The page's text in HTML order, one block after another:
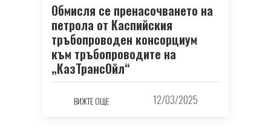
Обмисля се пренасочването на
петрола от Каспийския
тръбопроводен консорциум
към тръбопроводите на
„КазТрансОйл“
ВИЖТЕ ОЩЕ 12/03/2025